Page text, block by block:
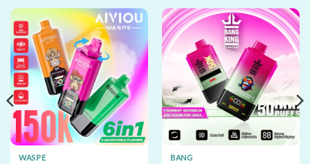
WASPE BANG